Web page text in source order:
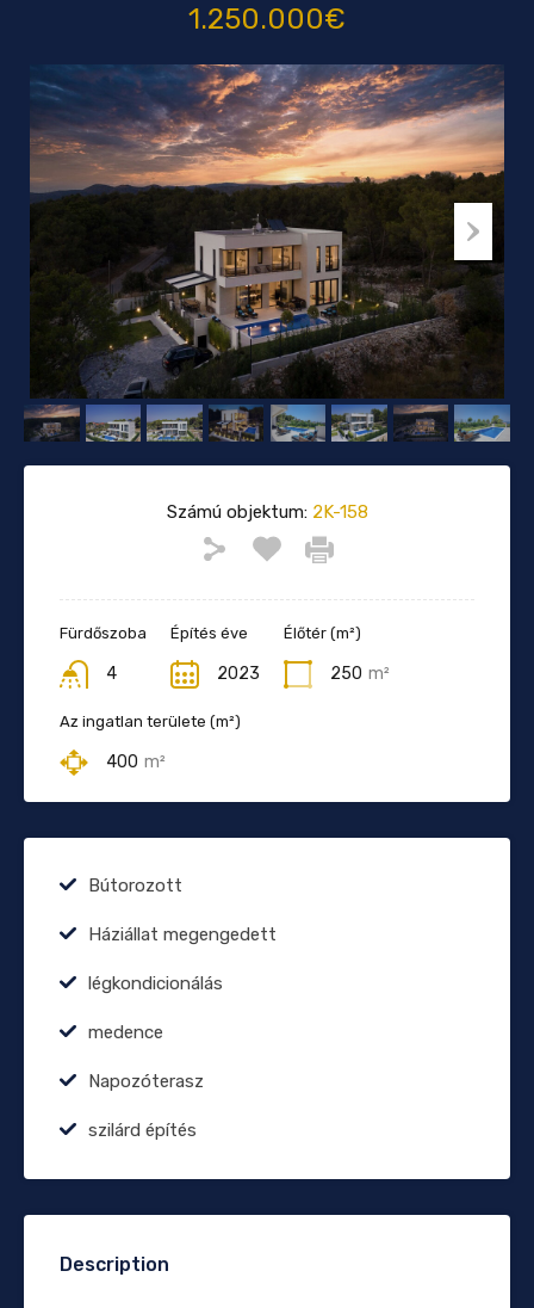
1.250.000€
Számú objektum:2K-158
Fürdőszoba
4
Építés éve
2023
Élőtér (m²)
250 m²
Az ingatlan területe (m²)
400 m²
Bútorozott
Háziállat megengedett
légkondicionálás
medence
Napozóterasz
szilárd építés
Description